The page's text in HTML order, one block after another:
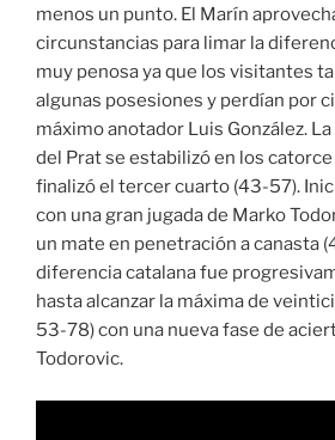
menos un punto. El Marín
circunstancias para limar la
muy penosa ya que los visitantes
algunas posesiones y perdían por
máximo anotador Luis González.
del Prat se estabilizó en los
finalizó el tercer cuarto (43-57).
con una gran jugada de Marko
un mate en penetración a canasta
diferencia catalana fue
hasta alcanzar la máxima de
53-78) con una nueva fase de
Todorovic.